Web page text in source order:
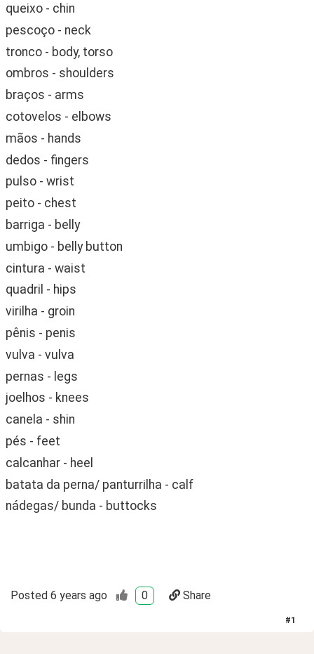
queixo - chin
pescoço - neck
tronco - body, torso
ombros - shoulders
braços - arms
cotovelos - elbows
mãos - hands
dedos - fingers
pulso - wrist
peito - chest
barriga - belly
umbigo - belly button
cintura - waist
quadril - hips
virilha - groin
pênis - penis
vulva - vulva
pernas - legs
joelhos - knees
canela - shin
pés - feet
calcanhar - heel
batata da perna/ panturrilha - calf
nádegas/ bunda - buttocks
Posted 6 years ago 0 Share
#1